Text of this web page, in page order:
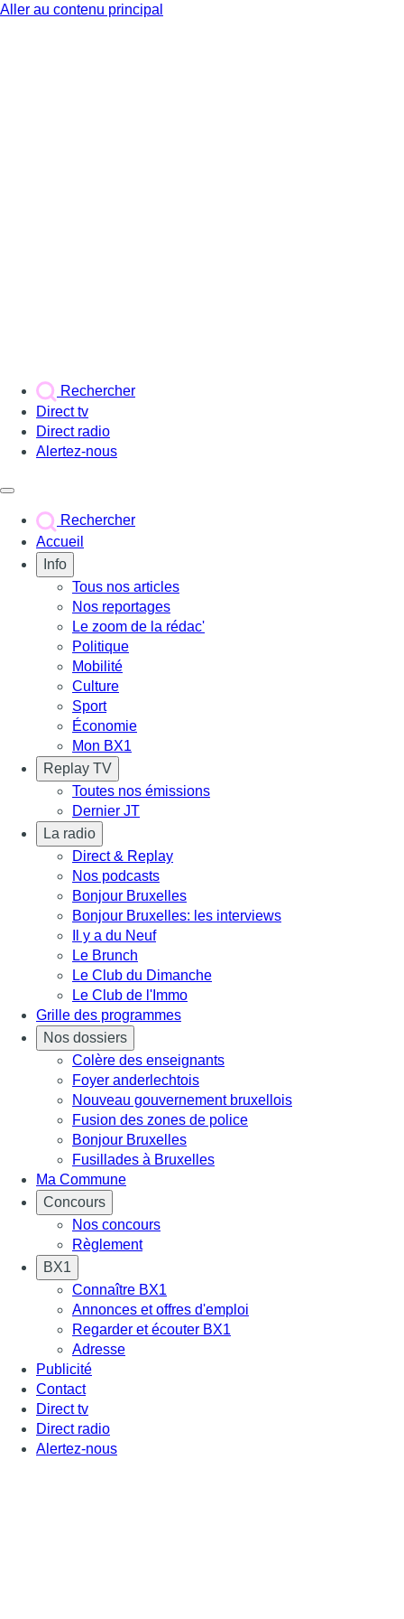
Aller au contenu principal
Rechercher
Direct tv
Direct radio
Alertez-nous
Rechercher
Accueil
Info
Tous nos articles
Nos reportages
Le zoom de la rédac'
Politique
Mobilité
Culture
Sport
Économie
Mon BX1
Replay TV
Toutes nos émissions
Dernier JT
La radio
Direct & Replay
Nos podcasts
Bonjour Bruxelles
Bonjour Bruxelles: les interviews
Il y a du Neuf
Le Brunch
Le Club du Dimanche
Le Club de l'Immo
Grille des programmes
Nos dossiers
Colère des enseignants
Foyer anderlechtois
Nouveau gouvernement bruxellois
Fusion des zones de police
Bonjour Bruxelles
Fusillades à Bruxelles
Ma Commune
Concours
Nos concours
Règlement
BX1
Connaître BX1
Annonces et offres d'emploi
Regarder et écouter BX1
Adresse
Publicité
Contact
Direct tv
Direct radio
Alertez-nous